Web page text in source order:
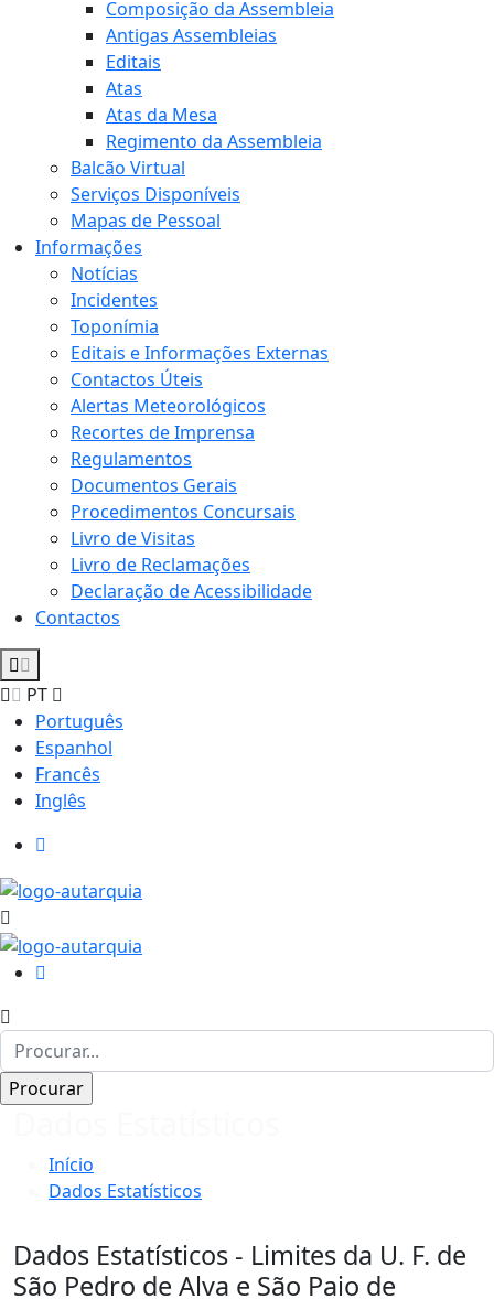
Composição da Assembleia
Antigas Assembleias
Editais
Atas
Atas da Mesa
Regimento da Assembleia
Balcão Virtual
Serviços Disponíveis
Mapas de Pessoal
Informações
Notícias
Incidentes
Toponímia
Editais e Informações Externas
Contactos Úteis
Alertas Meteorológicos
Recortes de Imprensa
Regulamentos
Documentos Gerais
Procedimentos Concursais
Livro de Visitas
Livro de Reclamações
Declaração de Acessibilidade
Contactos
PT
Português
Espanhol
Francês
Inglês
Início
Dados Estatísticos
Dados Estatísticos - Limites da U. F. de
São Pedro de Alva e São Paio de